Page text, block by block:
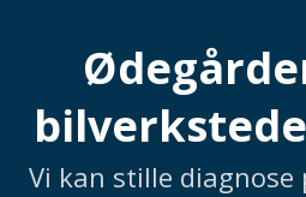
Vi kan stille diagnose